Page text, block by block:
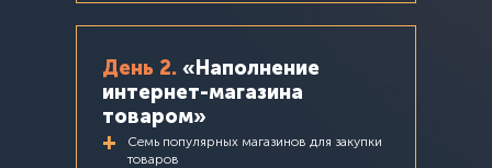
День 2. «Наполнение
интернет-магазина
товаром»
Семь популярных магазинов для закупки
товаров
+